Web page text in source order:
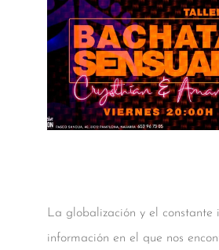
La globalización y el constante
información en el que nos